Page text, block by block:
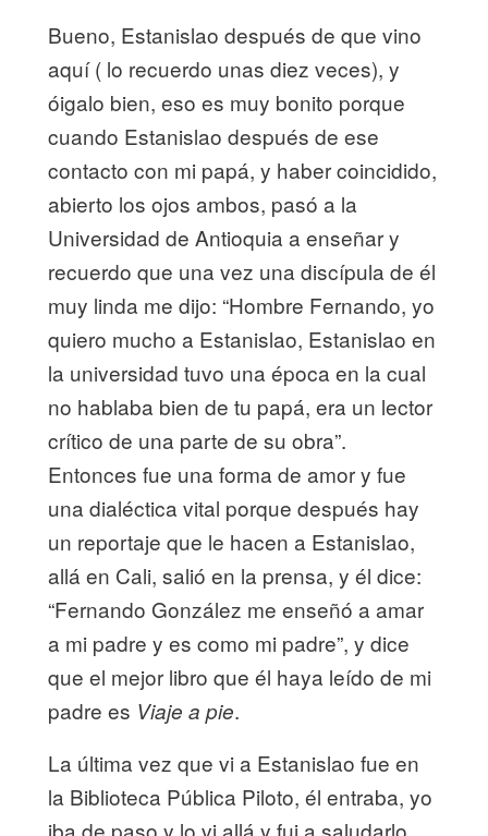
Bueno, Estanislao después de que vino
aquí ( lo recuerdo unas diez veces), y
óigalo bien, eso es muy bonito porque
cuando Estanislao después de ese
contacto con mi papá, y haber coincidido,
abierto los ojos ambos, pasó a la
Universidad de Antioquia a enseñar y
recuerdo que una vez una discípula de él
muy linda me dijo: “Hombre Fernando, yo
quiero mucho a Estanislao, Estanislao en
la universidad tuvo una época en la cual
no hablaba bien de tu papá, era un lector
crítico de una parte de su obra”.
Entonces fue una forma de amor y fue
una dialéctica vital porque después hay
un reportaje que le hacen a Estanislao,
allá en Cali, salió en la prensa, y él dice:
“Fernando González me enseñó a amar
a mi padre y es como mi padre”, y dice
que el mejor libro que él haya leído de mi
padre es Viaje a pie.
La última vez que vi a Estanislao fue en
la Biblioteca Pública Piloto, él entraba, yo